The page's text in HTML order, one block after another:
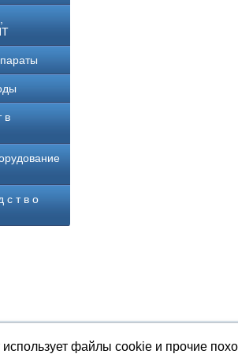
в
с т в о
файлы cookie и прочие